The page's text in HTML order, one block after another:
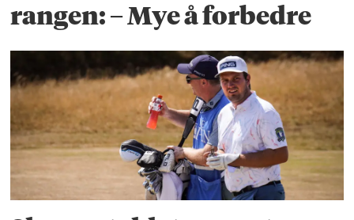
rangen: – Mye å forbedre